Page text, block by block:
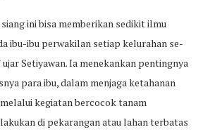
ini bisa memberikan sedikit ilmu
ibu-ibu perwakilan setiap kelurahan se-
Setiyawan. Ia menekankan pentingnya
para ibu, dalam menjaga ketahanan
kegiatan bercocok tanam
di pekarangan atau lahan terbatas